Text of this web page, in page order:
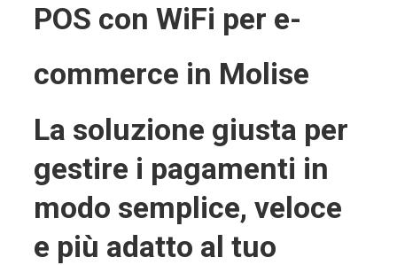
POS con WiFi per e-
commerce in Molise
La soluzione giusta per
gestire i pagamenti in
modo semplice, veloce
e più adatto al tuo